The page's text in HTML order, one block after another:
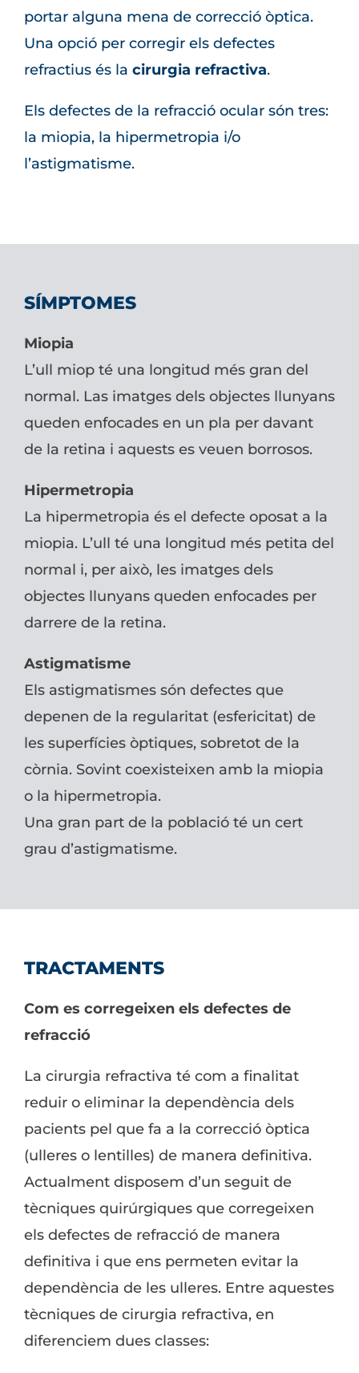
portar alguna mena de correcció òptica.
Una opció per corregir els defectes
refractius és la cirurgia refractiva.
Els defectes de la refracció ocular són tres:
la miopia, la hipermetropia i/o
l’astigmatisme.
SÍMPTOMES
Miopia
L’ull miop té una longitud més gran del
normal. Las imatges dels objectes llunyans
queden enfocades en un pla per davant
de la retina i aquests es veuen borrosos.
Hipermetropia
La hipermetropia és el defecte oposat a la
miopia. L’ull té una longitud més petita del
normal i, per això, les imatges dels
objectes llunyans queden enfocades per
darrere de la retina.
Astigmatisme
Els astigmatismes són defectes que
depenen de la regularitat (esfericitat) de
les superfícies òptiques, sobretot de la
còrnia. Sovint coexisteixen amb la miopia
o la hipermetropia.
Una gran part de la població té un cert
grau d’astigmatisme.
TRACTAMENTS
Com es corregeixen els defectes de
refracció
La cirurgia refractiva té com a finalitat
reduir o eliminar la dependència dels
pacients pel que fa a la correcció òptica
(ulleres o lentilles) de manera definitiva.
Actualment disposem d’un seguit de
tècniques quirúrgiques que corregeixen
els defectes de refracció de manera
definitiva i que ens permeten evitar la
dependència de les ulleres. Entre aquestes
tècniques de cirurgia refractiva, en
diferenciem dues classes: